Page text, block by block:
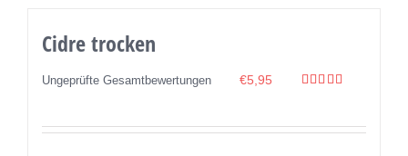
Cidre trocken
von 5
Ungeprüfte Gesamtbewertungen €5,95